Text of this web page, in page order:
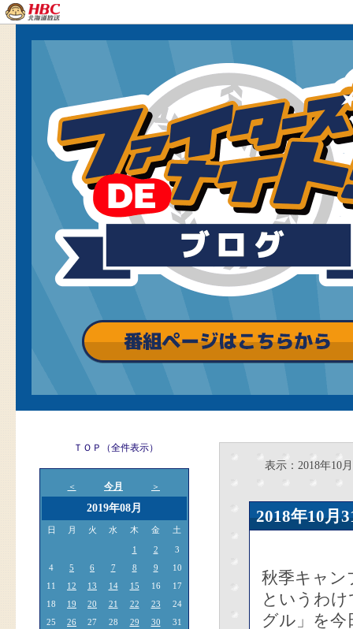
ＴＯＰ（全件表示）
＜ 今月 ＞
2019年08月
日 月 火 水 木 金 土
1 2
3
4
5 6 7 8 9
10
11
12 13 14 15 16
17
18
19 20 21 22 23
24
25
26 27 28 29 30 31
表示：2018年10月
2018年10
秋季キャン
というわ
グル」を